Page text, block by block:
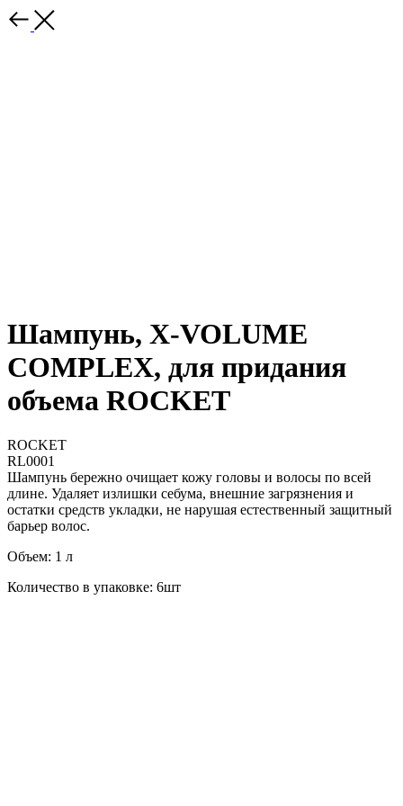
Шампунь, X-VOLUME
COMPLEX, для придания
объема ROCKET
ROCKET
RL0001
Шампунь бережно очищает кожу головы и волосы по всей
длине. Удаляет излишки себума, внешние загрязнения и
остатки средств укладки, не нарушая естественный защитный
барьер волос.
Объем: 1 л
Количество в упаковке: 6шт